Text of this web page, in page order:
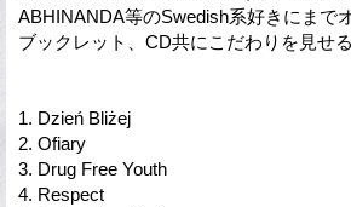
ABHINANDA等のSwedish系好きにまで
ブックレット、CD共にこだわりを見せ
1. Dzień Bliżej
2. Ofiary
3. Drug Free Youth
4. Respect